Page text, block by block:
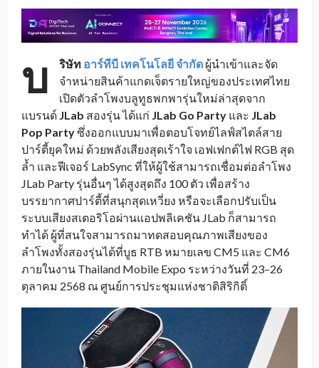
บ ริษัท อาร์ทีบี เทคโนโลยี จำกัด ผู้นำเข้าและจัด
จำหน่ายสินค้าแกดเจ็ตรายใหญ่ของประเทศไทย
เปิดตัวลำโพงบลูทูธพกพารุ่นใหม่ล่าสุดจาก
แบรนด์ JLab สองรุ่น ได้แก่ JLab Go Party และ JLab
Pop Partyซึ่งออกแบบมาเพื่อตอบโจทย์ไลฟ์สไตล์สาย
ปาร์ตี้ยุคใหม่ ด้วยพลังเสียงสุดเร้าใจ เอฟเฟกต์ไฟ RGB สุด
ล้ำ และฟีเจอร์ LabSync ที่ให้ผู้ใช้สามารถเชื่อมต่อลำโพง
JLab Party รุ่นอื่นๆ ได้สูงสุดถึง 100 ตัว เพื่อสร้าง
บรรยากาศปาร์ตี้ที่สนุกสุดเหวี่ยง หรือจะเลือกปรับเป็น
ระบบเสียงสเตอริโอผ่านแอปพลิเคชัน JLab ก็สามารถ
ทำได้ ผู้ที่สนใจสามารถมาทดสอบคุณภาพเสียงของ
ลำโพงทั้งสองรุ่นได้ที่บูธ RTB หมายเลข CM5 และ CM6
ภายในงาน Thailand Mobile Expo ระหว่างวันที่ 23–26
ตุลาคม 2568 ณ ศูนย์การประชุมแห่งชาติสิริกิติ์